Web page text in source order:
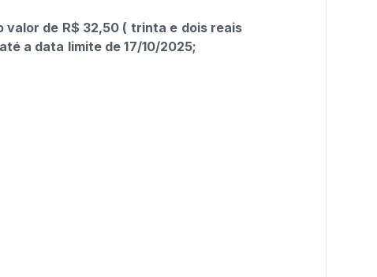
valor de R$ 32,50 ( trinta e dois reais
a data limite de 17/10/2025;